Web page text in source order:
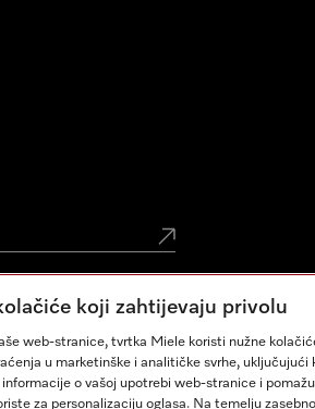
koji zahtijevaju privolu
web-stranice, tvrtka Miele koristi nužne
u marketinške i analitičke svrhe,
o vašoj upotrebi web-stranice i
za personalizaciju oglasa. Na temelju